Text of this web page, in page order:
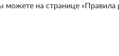
можете на странице «Правила